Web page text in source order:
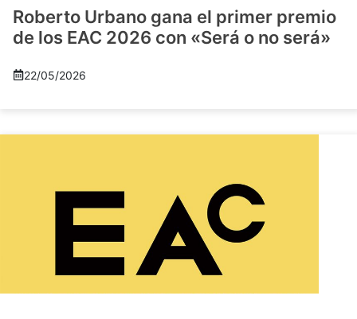
Roberto Urbano gana el primer premio
de los EAC 2026 con «Será o no será»
22/05/2026